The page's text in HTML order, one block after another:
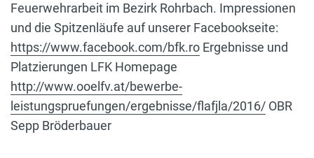
Feuerwehrarbeit im Bezirk Rohrbach. Impressionen
und die Spitzenläufe auf unserer Facebookseite:
https://www.facebook.com/bfk.ro Ergebnisse und
Platzierungen LFK Homepage
http://www.ooelfv.at/bewerbe-
leistungspruefungen/ergebnisse/flafjla/2016/ OBR
Sepp Bröderbauer